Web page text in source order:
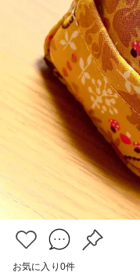
お気に入り 0件